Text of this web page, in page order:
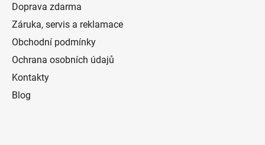
Doprava zdarma
Záruka, servis a reklamace
Obchodní podmínky
Ochrana osobních údajů
Kontakty
Blog